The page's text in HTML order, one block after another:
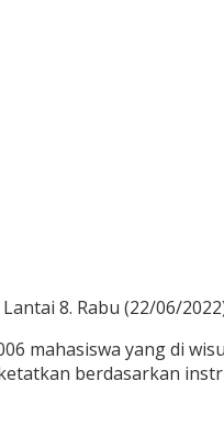
8. Rabu (22/06/
mahasiswa yang di
berdasarkan